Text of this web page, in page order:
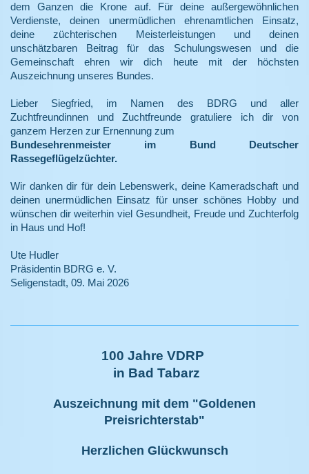
dem Ganzen die Krone auf. Für deine außergewöhnlichen
Verdienste, deinen unermüdlichen ehrenamtlichen Einsatz,
deine züchterischen Meisterleistungen und deinen
unschätzbaren Beitrag für das Schulungswesen und die
Gemeinschaft ehren wir dich heute mit der höchsten
Auszeichnung unseres Bundes.
Lieber Siegfried, im Namen des BDRG und aller
Zuchtfreundinnen und Zuchtfreunde gratuliere ich dir von
ganzem Herzen zur Ernennung zum
Bundesehrenmeister im Bund Deutscher
Rassegeflügelzüchter.
Wir danken dir für dein Lebenswerk, deine Kameradschaft und
deinen unermüdlichen Einsatz für unser schönes Hobby und
wünschen dir weiterhin viel Gesundheit, Freude und Zuchterfolg
in Haus und Hof!
Ute Hudler
Präsidentin BDRG e. V.
Seligenstadt, 09. Mai 2026
100 Jahre VDRP
in Bad Tabarz
Auszeichnung mit dem "Goldenen
Preisrichterstab"
Herzlichen Glückwunsch